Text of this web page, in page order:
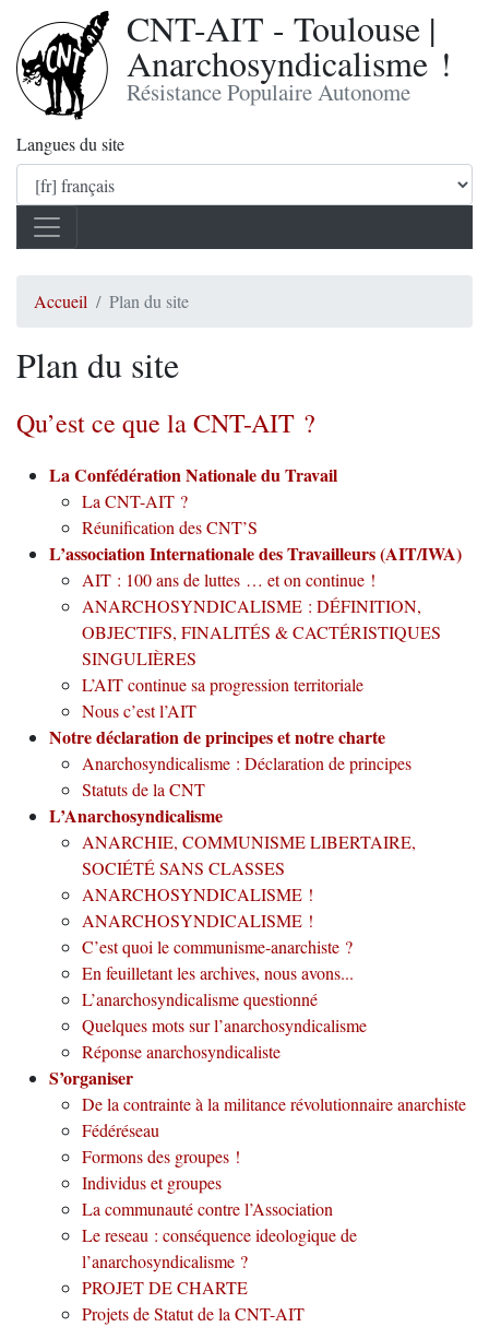
CNT-AIT - Toulouse |
Anarchosyndicalisme !
Résistance Populaire Autonome
Langues du site
Accueil Plan du site
Plan du site
Qu’est ce que la CNT-AIT ?
La Confédération Nationale du Travail
La CNT-AIT ?
Réunification des CNT’S
L’association Internationale des Travailleurs (AIT/IWA)
AIT : 100 ans de luttes … et on continue !
ANARCHOSYNDICALISME : DÉFINITION,
OBJECTIFS, FINALITÉS & CACTÉRISTIQUES
SINGULIÈRES
L’AIT continue sa progression territoriale
Nous c’est l’AIT
Notre déclaration de principes et notre charte
Anarchosyndicalisme : Déclaration de principes
Statuts de la CNT
L’Anarchosyndicalisme
ANARCHIE, COMMUNISME LIBERTAIRE,
SOCIÉTÉ SANS CLASSES
ANARCHOSYNDICALISME !
ANARCHOSYNDICALISME !
C’est quoi le communisme-anarchiste ?
En feuilletant les archives, nous avons...
L’anarchosyndicalisme questionné
Quelques mots sur l’anarchosyndicalisme
Réponse anarchosyndicaliste
S’organiser
De la contrainte à la militance révolutionnaire anarchiste
Fédéréseau
Formons des groupes !
Individus et groupes
La communauté contre l’Association
Le reseau : conséquence ideologique de
l’anarchosyndicalisme ?
PROJET DE CHARTE
Projets de Statut de la CNT-AIT